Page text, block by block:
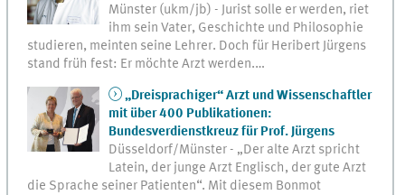
Münster (ukm/jb) - Jurist solle er werden, riet
ihm sein Vater, Geschichte und Philosophie
studieren, meinten seine Lehrer. Doch für Heribert Jürgens
stand früh fest: Er möchte Arzt werden.…
„Dreisprachiger“ Arzt und Wissenschaftler
mit über 400 Publikationen:
Bundesverdienstkreuz für Prof. Jürgens
Düsseldorf/Münster - „Der alte Arzt spricht
Latein, der junge Arzt Englisch, der gute Arzt
die Sprache seiner Patienten“. Mit diesem Bonmot